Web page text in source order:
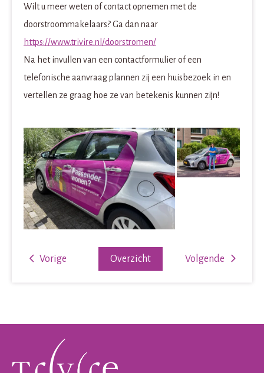
Wilt u meer weten of contact opnemen met de
doorstroommakelaars? Ga dan naar
https://www.trivire.nl/doorstromen/
Na het invullen van een contactformulier of een
telefonische aanvraag plannen zij een huisbezoek in en
vertellen ze graag hoe ze van betekenis kunnen zijn!
Volgende
Overzicht
Vorige
Contactinformatie